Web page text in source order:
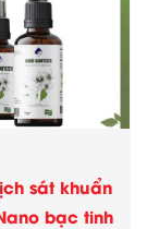
sát khuẩn
bạc tinh